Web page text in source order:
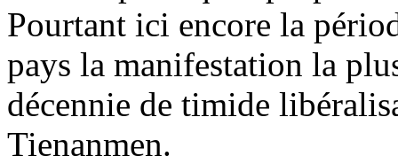
Pourtant ici encore la
pays la manifestation la
décennie de timide
Tienanmen.